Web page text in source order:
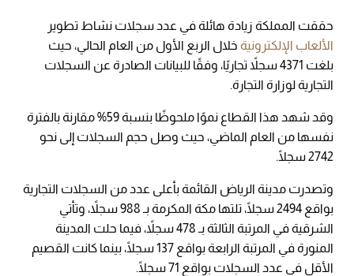
حققت المملكة زيادة هائلة في عدد سجلات نشاط تطوير
الألعاب الإلكترونية خلال الربع الأول من العام الحالي، حيث
بلغت 4371 سجلاً تجاريًا، وفقًا للبيانات الصادرة عن السجلات
التجارية لوزارة التجارة.
وقد شهد هذا القطاع نموًا ملحوظًا بنسبة 59% مقارنة بالفترة
نفسها من العام الماضي، حيث وصل حجم السجلات إلى نحو
2742 سجلًا.
وتصدرت مدينة الرياض القائمة بأعلى عدد من السجلات التجارية
بواقع 2494 سجلًا، تلتها مكة المكرمة بـ 988 سجلاً، وتأتي
الشرقية في المرتبة الثالثة بـ 478 سجلاً، فيما حلت المدينة
المنورة في المرتبة الرابعة بواقع 137 سجلًا، بينما كانت القصيم
الأقل في عدد السجلات بواقع 71 سجلًا.